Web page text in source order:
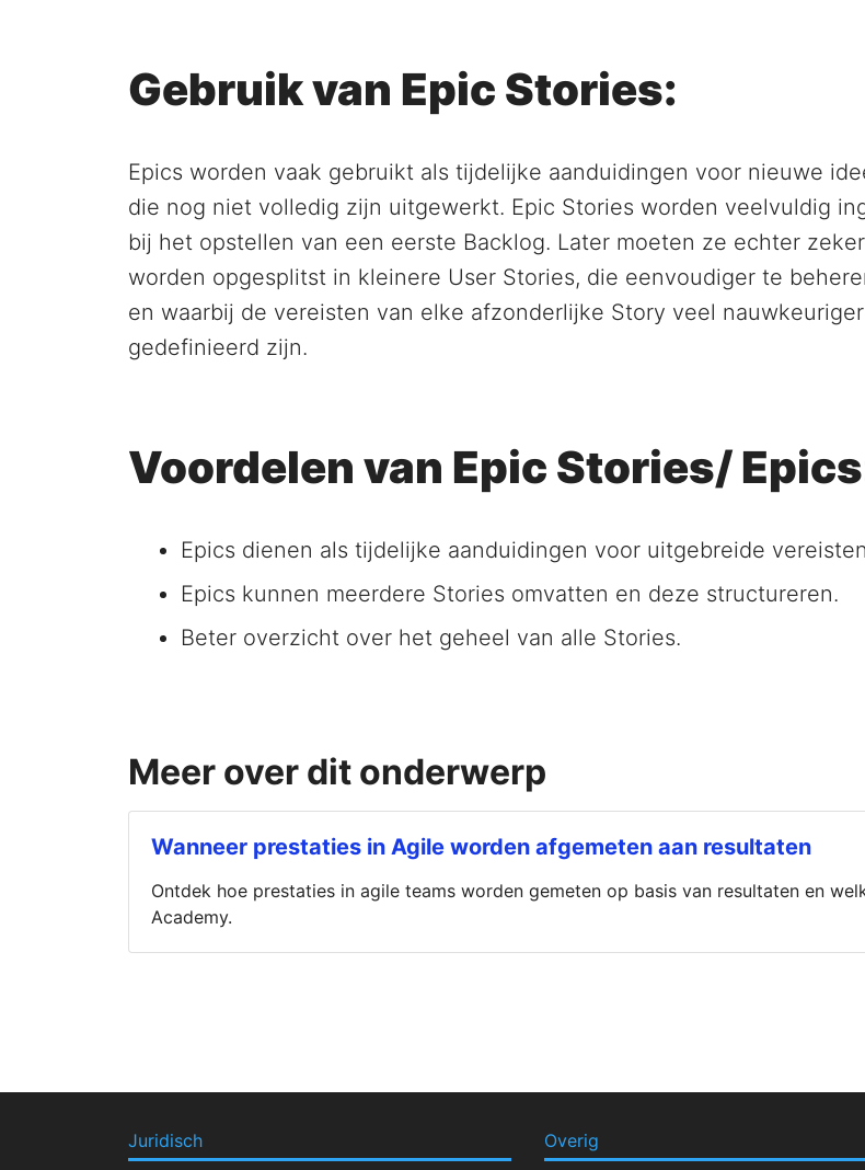
Gebruik van Epic Stories:
Epics worden vaak gebruikt als tijdelijke aanduidingen voor nieuwe
die nog niet volledig zijn uitgewerkt. Epic Stories worden veelvuldig
bij het opstellen van een eerste Backlog. Later moeten ze echter zeker
worden opgesplitst in kleinere User Stories, die eenvoudiger te
en waarbij de vereisten van elke afzonderlijke Story veel nauwkeuriger
gedefinieerd zijn.
Voordelen van Epic Stories/
Epics dienen als tijdelijke aanduidingen voor uitgebreide
Epics kunnen meerdere Stories omvatten en deze structureren.
Beter overzicht over het geheel van alle Stories.
Meer over dit onderwerp
Wanneer prestaties in Agile worden afgemeten aan resultaten
Ontdek hoe prestaties in agile teams worden gemeten op basis van resultaten en
Academy.
Juridisch Overig